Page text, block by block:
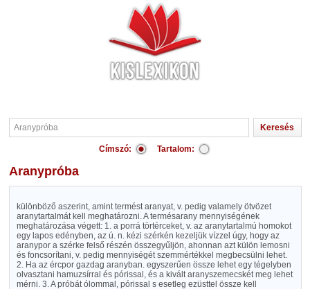
Címszó: Tartalom:
Aranypróba
különböző aszerint, amint termést aranyat, v. pedig valamely ötvözet
aranytartalmát kell meghatározni. A termésarany mennyiségének
meghatározása végett: 1. a porrá törtérceket, v. az aranytartalmú homokot
egy lapos edényben, az ú. n. kézi szérkén kezeljük vízzel úgy, hogy az
aranypor a szérke felső részén összegyűljön, ahonnan azt külön lemosni
és foncsorítani, v. pedig mennyiségét szemmértékkel megbecsülni lehet.
2. Ha az ércpor gazdag aranyban. egyszerűen össze lehet egy tégelyben
olvasztani hamuzsírral és pórissal, és a kivált aranyszemecskét meg lehet
mérni. 3. A próbát ólommal, pórissal s esetleg ezüsttel össze kell